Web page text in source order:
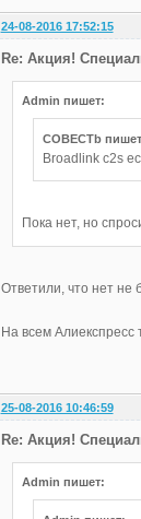
24-08-2016 17:52:15
Re: Акция!
Admin пишет:
COBECTb
Broadlink c2s
Пока нет, но
Ответили, что нет не
На всем Алиекспресс
25-08-2016 10:46:59
Re: Акция!
Admin пишет: